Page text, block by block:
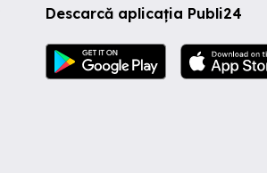
Descarcă aplicația Publi24